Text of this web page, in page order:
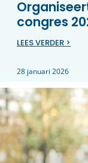
congres
LEES VERDER >
28 januari 2026